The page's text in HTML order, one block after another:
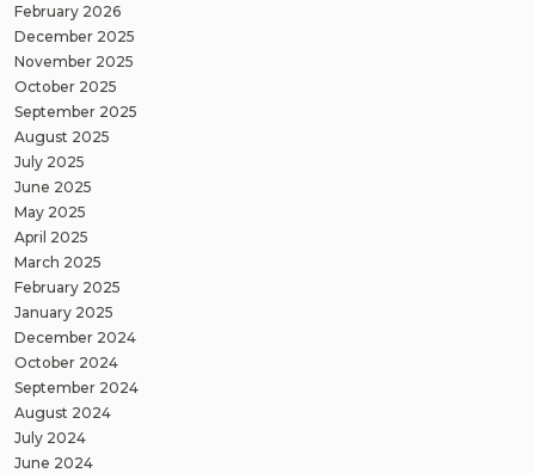
February 2026
December 2025
November 2025
October 2025
September 2025
August 2025
July 2025
June 2025
May 2025
April 2025
March 2025
February 2025
January 2025
December 2024
October 2024
September 2024
August 2024
July 2024
June 2024